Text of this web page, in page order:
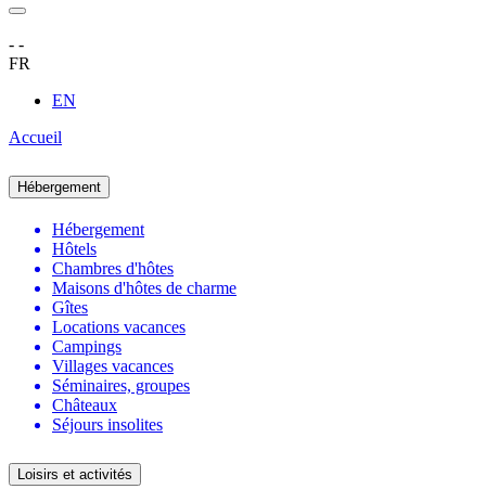
- -
FR
EN
Accueil
Hébergement
Hébergement
Hôtels
Chambres d'hôtes
Maisons d'hôtes de charme
Gîtes
Locations vacances
Campings
Villages vacances
Séminaires, groupes
Châteaux
Séjours insolites
Loisirs et activités